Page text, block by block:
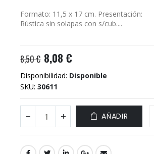
Formato: 11,5 x 17 cm. Presentación:
Rústica sin solapas con s/cub....
8,50 € 8,08 €
Disponibilidad: Disponible
SKU 30611
AÑADIR